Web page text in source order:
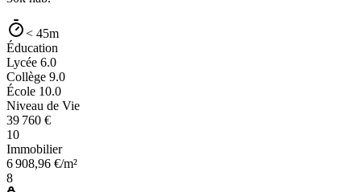
< 45m
Éducation
Lycée 6.0
Collège 9.0
École 10.0
Niveau de Vie
39 760 €
10
Immobilier
6 908,96 €/m²
8